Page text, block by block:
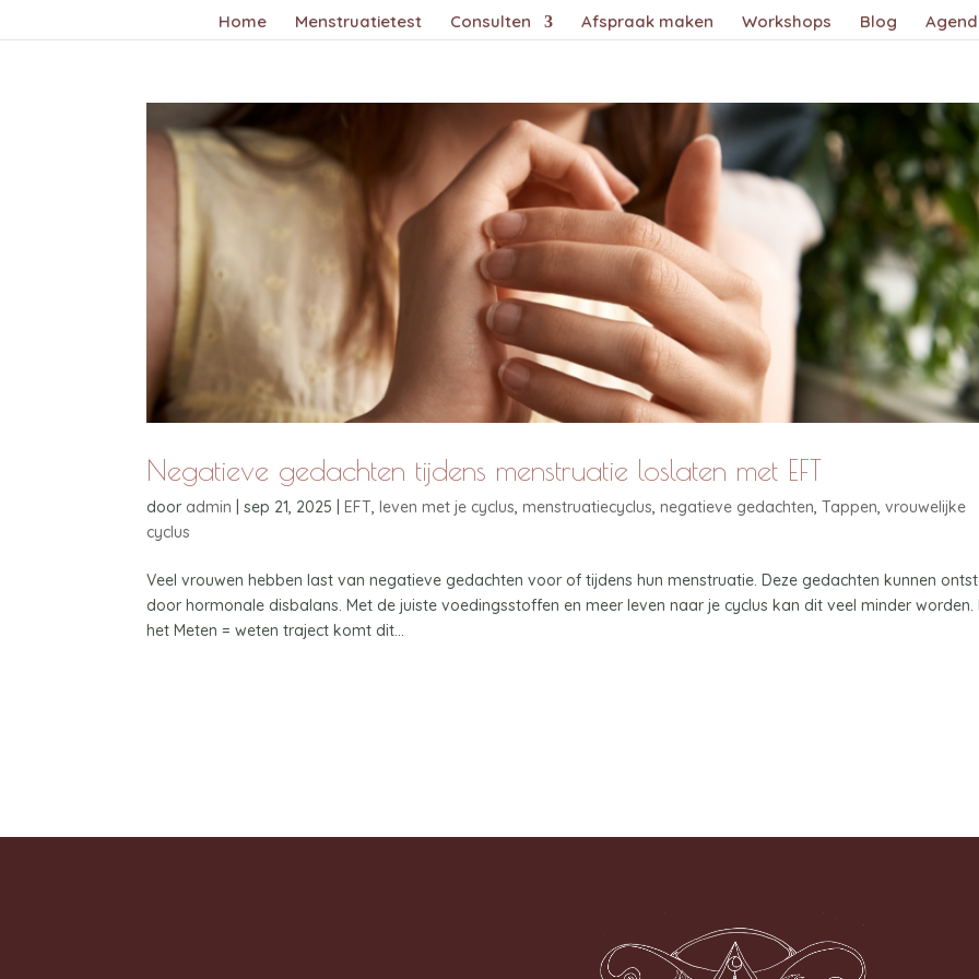
Home Menstruatietest Consulten Afspraak maken Workshops Blog
Negatieve gedachten tijdens menstruatie loslaten met EFT
door admin |sep 21, 2025 |EFT,leven met je cyclus,menstruatiecyclus,negatieve gedachten,Tappen,vrouwelijke
cyclus
Veel vrouwen hebben last van negatieve gedachten voor of tijdens hun menstruatie. Deze gedachten kunnen
door hormonale disbalans. Met de juiste voedingsstoffen en meer leven naar je cyclus kan dit veel minder worden.
het Meten = weten traject komt dit...